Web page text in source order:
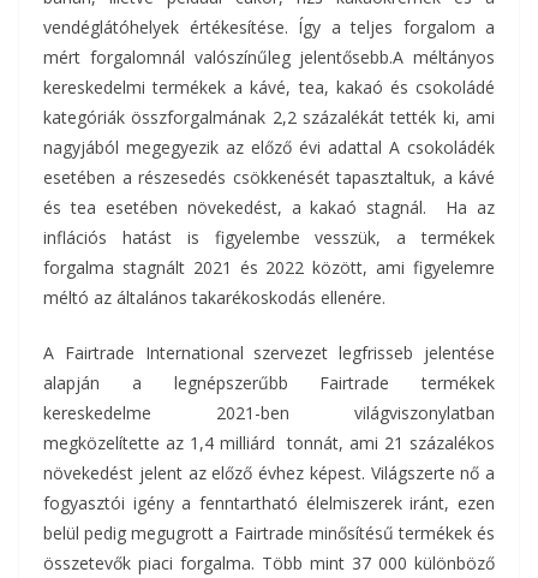
vendéglátóhelyek értékesítése. Így a teljes forgalom a
mért forgalomnál valószínűleg jelentősebb.A méltányos
kereskedelmi termékek a kávé, tea, kakaó és csokoládé
kategóriák összforgalmának 2,2 százalékát tették ki, ami
nagyjából megegyezik az előző évi adattal A csokoládék
esetében a részesedés csökkenését tapasztaltuk, a kávé
és tea esetében növekedést, a kakaó stagnál. Ha az
inflációs hatást is figyelembe vesszük, a termékek
forgalma stagnált 2021 és 2022 között, ami figyelemre
méltó az általános takarékoskodás ellenére.
A Fairtrade International szervezet legfrisseb jelentése
alapján a legnépszerűbb Fairtrade termékek
kereskedelme 2021-ben világviszonylatban
megközelítette az 1,4 milliárd tonnát, ami 21 százalékos
növekedést jelent az előző évhez képest. Világszerte nő a
fogyasztói igény a fenntartható élelmiszerek iránt, ezen
belül pedig megugrott a Fairtrade minősítésű termékek és
összetevők piaci forgalma. Több mint 37 000 különböző